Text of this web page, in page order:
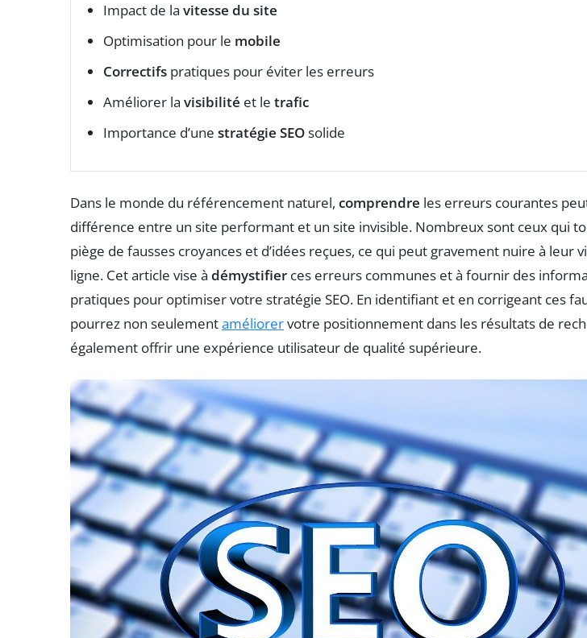
Impact de la vitesse du site
Optimisation pour le mobile
Correctifs pratiques pour éviter les erreurs
Améliorer la visibilité et le trafic
Importance d’une stratégie SEOsolide
Dans le monde du référencement naturel, comprendre les erreurs courantes
différence entre un site performant et un site invisible. Nombreux sont ceux qui
piège de fausses croyances et d’idées reçues, ce qui peut gravement nuire à leur
ligne. Cet article vise à démystifier ces erreurs communes et à fournir des
pratiques pour optimiser votre stratégie SEO. En identifiant et en corrigeant ces
pourrez non seulementaméliorervotre positionnement dans les résultats de
également offrir une expérience utilisateur de qualité supérieure.